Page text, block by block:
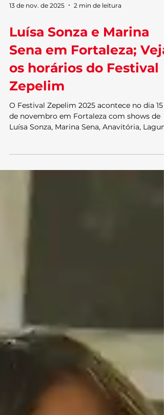
13 de nov. de 2025 2 min de leitura
Luísa Sonza e Marina
Sena em Fortaleza; Veja
os horários do Festival
Zepelim
O Festival Zepelim 2025 acontece no dia 15
horários.